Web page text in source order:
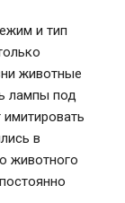
и тип
животные
лампы под
имитировать
в
животного